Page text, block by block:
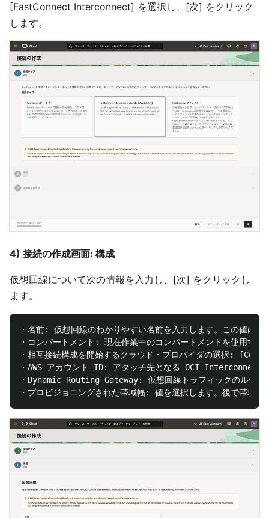
[FastConnect Interconnect] を選択し、[次] をクリック
します。
4) 接続の作成画面: 構成
仮想回線について次の情報を入力し、[次] をクリックし
ます。
・名前: 仮想回線のわかりやすい名前を入力します。この値は
・コンパートメント: 現在作業中のコンパートメントを使用す
・相互接続構成を開始するクラウド・プロバイダの選択:
・AWS アカウント ID: アタッチ先となる OCI Interconnect
・Dynamic Routing Gateway: 仮想回線トラフィックのルーテ